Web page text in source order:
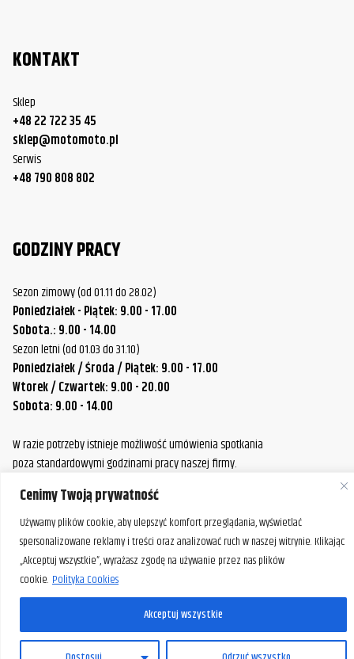
Cenimy Twoją prywatność
Używamy plików cookie, aby ulepszyć komfort przeglądania, wyświetlać
spersonalizowane reklamy i treści oraz analizować ruch w naszej witrynie. Klikając
„Akceptuj wszystkie”, wyrażasz zgodę na używanie przez nas plików
cookie. Polityka Cookies
Akceptuj wszystkie
KONTAKT
Sklep
+48 22 722 35 45
sklep@motomoto.pl
Serwis
+48 790 808 802
GODZINY PRACY
Sezon zimowy (od 01.11 do 28.02)
Poniedziałek - Piątek: 9.00 - 17.00
Sobota.: 9.00 - 14.00
Sezon letni (od 01.03 do 31.10)
Poniedziałek / Środa / Piątek: 9.00 - 17.00
Wtorek / Czwartek: 9.00 - 20.00
Sobota: 9.00 - 14.00
W razie potrzeby istnieje możliwość umówienia spotkania
poza standardowymi godzinami pracy naszej firmy.